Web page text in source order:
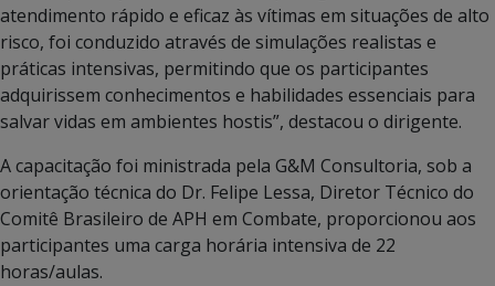
atendimento rápido e eficaz às vítimas em situações de alto
risco, foi conduzido através de simulações realistas e
práticas intensivas, permitindo que os participantes
adquirissem conhecimentos e habilidades essenciais para
salvar vidas em ambientes hostis”, destacou o dirigente.
A capacitação foi ministrada pela G&M Consultoria, sob a
orientação técnica do Dr. Felipe Lessa, Diretor Técnico do
Comitê Brasileiro de APH em Combate, proporcionou aos
participantes uma carga horária intensiva de 22
horas/aulas.